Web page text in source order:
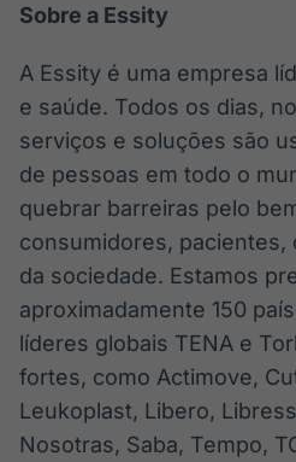
Sobre a Essity
A Essity é uma empresa
e saúde. Todos os dias,
serviços e soluções são
de pessoas em todo o
quebrar barreiras pelo
consumidores, pacientes,
da sociedade. Estamos
aproximadamente 150
líderes globais TENA e
fortes, como Actimove,
Leukoplast, Libero,
Nosotras, Saba, Tempo,